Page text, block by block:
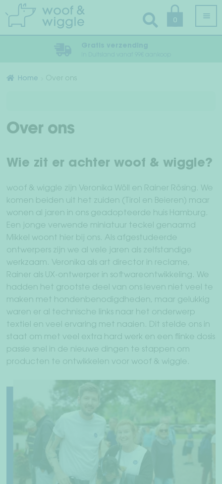
door
naar
naar
de
Alle producten
Hondentuig, Hondenhalsband & Hondenriem
Bandanas & Vlinderdassen
Accessoires
Mens + hond
Teckelwereld
Vrienden rekruteren vrienden
Over ons
WederverkoperDealer
Verzending & retourneren
Home Over ons
Over ons
Wie zit er achter woof & wiggle?
woof & wiggle zijn Veronika Wöll en Rainer Rösing. We
komen beiden uit het zuiden (Tirol en Beieren) maar
wonen al jaren in ons geadopteerde huis Hamburg.
Een jonge verwende miniatuur teckel genaamd
Mikkel woont hier bij ons. Als afgestudeerde
ontwerpers zijn we al vele jaren als zelfstandige
werkzaam. Veronika als art director in reclame,
Rainer als UX-ontwerper in softwareontwikkeling. We
hadden het grootste deel van ons leven niet veel te
maken met hondenbenodigdheden, maar gelukkig
waren er al technische links naar het onderwerp
textiel en veel ervaring met naaien. Dit stelde ons in
staat om met veel extra hard werk en een flinke dosis
passie snel in de nieuwe dingen te stappen om
producten te ontwikkelen voor woof & wiggle.
0